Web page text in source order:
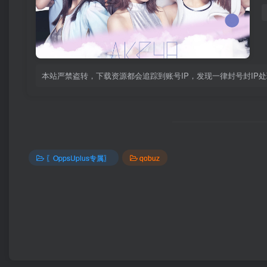
本站严禁盗转，下载资源都会追踪到账号IP，发现一律封号封IP
〖OppsUplus专属〗 qobuz